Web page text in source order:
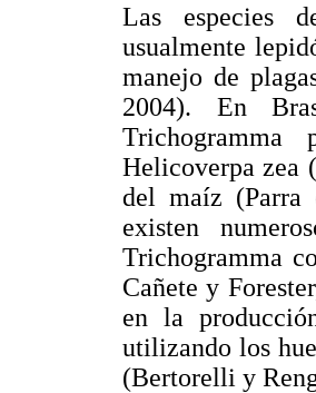
Las especies
usualmente
manejo de
2004). En
Helicoverpa zea
del maíz (Parra
existen
Trichogramma
Cañete y
en la
utilizando los
(Bertorelli y